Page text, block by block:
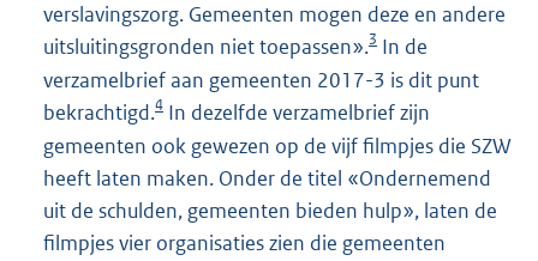
verslavingszorg. Gemeenten mogen deze en andere
uitsluitingsgronden niet toepassen».3 In de
verzamelbrief aan gemeenten 2017-3 is dit punt
bekrachtigd.4 In dezelfde verzamelbrief zijn
gemeenten ook gewezen op de vijf filmpjes die SZW
heeft laten maken. Onder de titel «Ondernemend
uit de schulden, gemeenten bieden hulp», laten de
filmpjes vier organisaties zien die gemeenten